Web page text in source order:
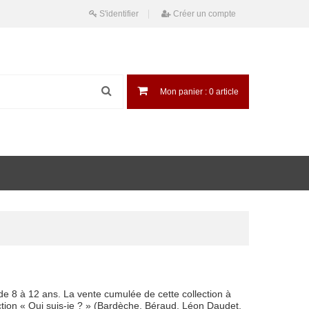
S'identifier Créer un compte
Mon panier : 0 article
8 à 12 ans. La vente cumulée de cette collection à
« Qui suis-je ? » (Bardèche, Béraud, Léon Daudet,